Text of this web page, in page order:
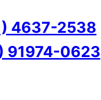
4637-2538
91974-0623